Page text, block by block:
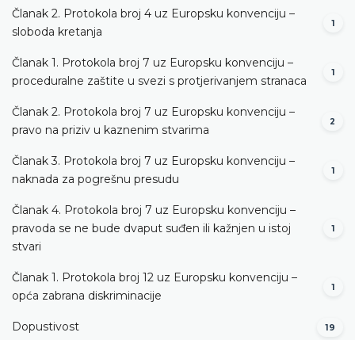
Članak 2. Protokola broj 4 uz Europsku konvenciju –
sloboda kretanja
1
Članak 1. Protokola broj 7 uz Europsku konvenciju –
proceduralne zaštite u svezi s protjerivanjem stranaca
1
Članak 2. Protokola broj 7 uz Europsku konvenciju –
pravo na priziv u kaznenim stvarima
2
Članak 3. Protokola broj 7 uz Europsku konvenciju –
naknada za pogrešnu presudu
1
Članak 4. Protokola broj 7 uz Europsku konvenciju –
pravoda se ne bude dvaput suđen ili kažnjen u istoj
stvari
1
Članak 1. Protokola broj 12 uz Europsku konvenciju –
opća zabrana diskriminacije
1
Dopustivost 19